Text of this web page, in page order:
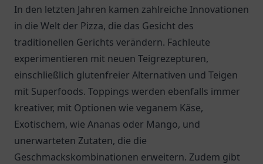
In den letzten Jahren kamen zahlreiche Innovationen
in die Welt der Pizza, die das Gesicht des
traditionellen Gerichts verändern. Fachleute
experimentieren mit neuen Teigrezepturen,
einschließlich glutenfreier Alternativen und Teigen
mit Superfoods. Toppings werden ebenfalls immer
kreativer, mit Optionen wie veganem Käse,
Exotischem, wie Ananas oder Mango, und
unerwarteten Zutaten, die die
Geschmackskombinationen erweitern. Zudem gibt